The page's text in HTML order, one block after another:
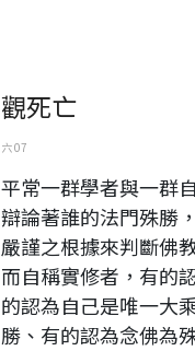
觀死亡
六 07
平常一群學者與一群
辯論著誰的法門殊勝
嚴謹之根據來判斷佛
而自稱實修者，有的
的認為自己是唯一大
勝、有的認為念佛為